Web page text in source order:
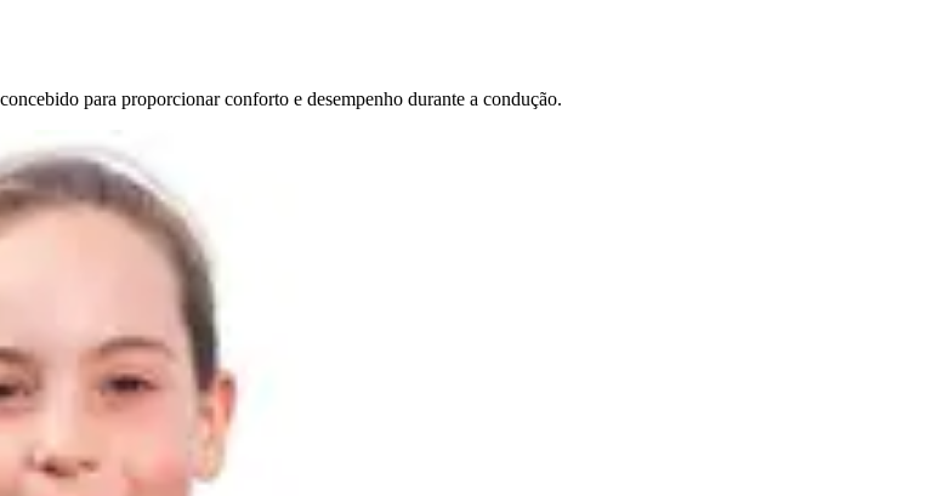
para proporcionar conforto e desempenho durante a condução.